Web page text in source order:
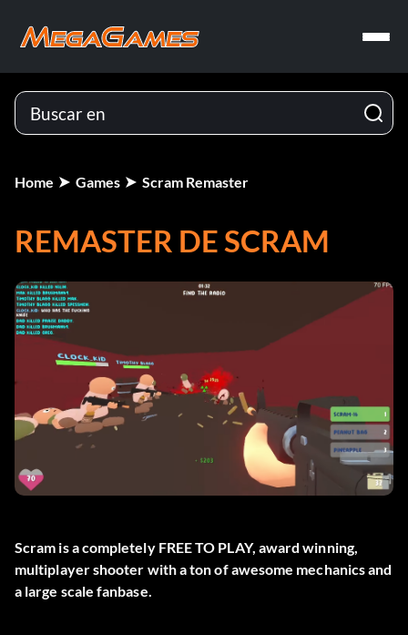
Home Games Scram Remaster
REMASTER DE SCRAM
Scram is a completely FREE TO PLAY, award winning,
multiplayer shooter with a ton of awesome mechanics and
a large scale fanbase.